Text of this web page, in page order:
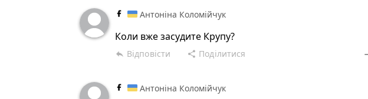
Антоніна Коломійчук
Коли вже засудите Крупу?
reply Відповісти share Поділитися
Антоніна Коломійчук